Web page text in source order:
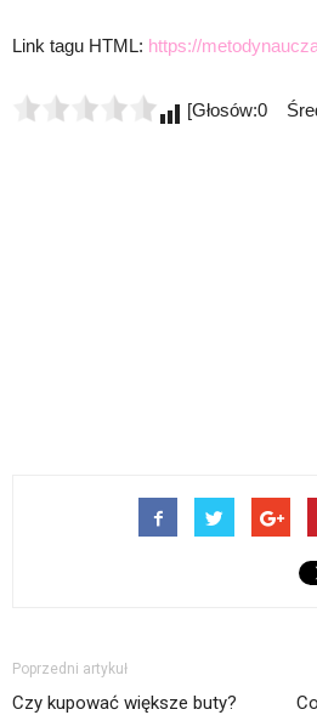
Link tagu HTML: https://
[Głosów:0
Poprzedni artykuł
Czy kupować większe buty?